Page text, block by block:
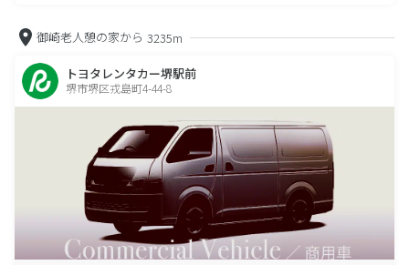
御崎老人憩の家から 3235m
トヨタレンタカー堺駅前
堺市堺区戎島町4-44-8